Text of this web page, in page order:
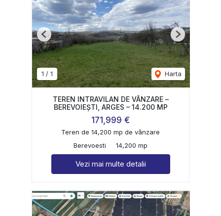
1 / 1 Harta
Previous Next
TEREN INTRAVILAN DE VÂNZARE –
BEREVOIEȘTI, ARGES – 14.200 MP
171,999 €
Teren de 14,200 mp de vânzare
Berevoesti
14,200 mp
Vezi mai multe detalii